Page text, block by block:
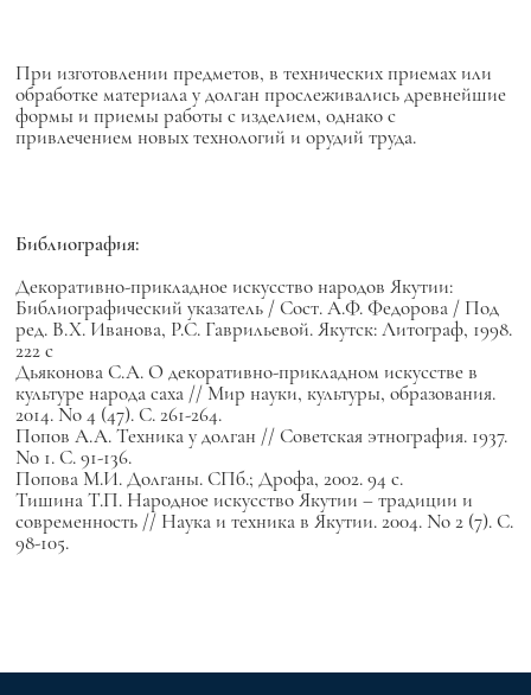
При изготовлении предметов, в технических приемах или
обработке материала у долган прослеживались древнейшие
формы и приемы работы с изделием, однако с
привлечением новых технологий и орудий труда.
Библиография:
Декоративно-прикладное искусство народов Якутии:
Библиографический указатель / Сост. А.Ф. Федорова / Под
ред. В.Х. Иванова, Р.С. Гаврильевой. Якутск: Литограф, 1998.
222 с
Дьяконова С.А. О декоративно-прикладном искусстве в
культуре народа саха // Мир науки, культуры, образования.
2014. No 4 (47). С. 261-264.
Попов А.А. Техника у долган // Советская этнография. 1937.
No 1. С. 91-136.
Попова М.И. Долганы. СПб.; Дрофа, 2002. 94 с.
Тишина Т.П. Народное искусство Якутии – традиции и
современность // Наука и техника в Якутии. 2004. No 2 (7). С.
98-105.